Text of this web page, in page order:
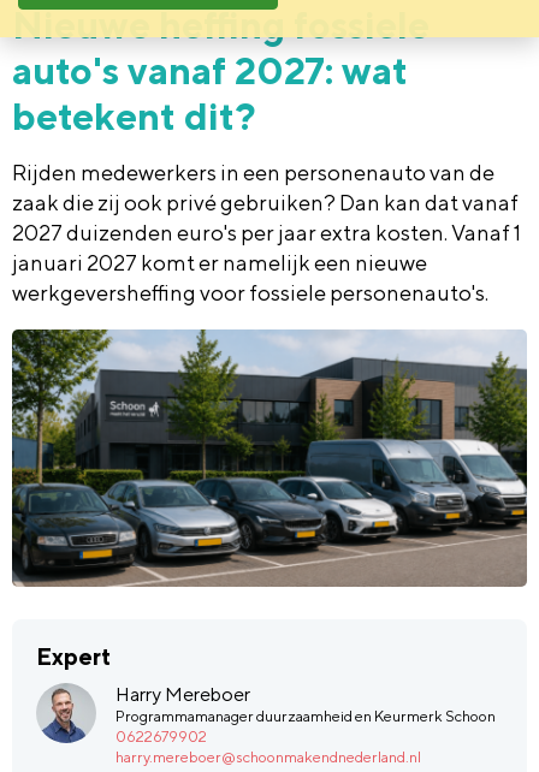
Nieuwe heffing fossiele
auto's vanaf 2027: wat
betekent dit?
Rijden medewerkers in een personenauto van de
zaak die zij ook privé gebruiken? Dan kan dat vanaf
2027 duizenden euro's per jaar extra kosten. Vanaf 1
januari 2027 komt er namelijk een nieuwe
werkgeversheffing voor fossiele personenauto's.
Expert
Harry Mereboer
Programmamanager duurzaamheid en Keurmerk Schoon
0622679902
harry.mereboer@schoonmakendnederland.nl